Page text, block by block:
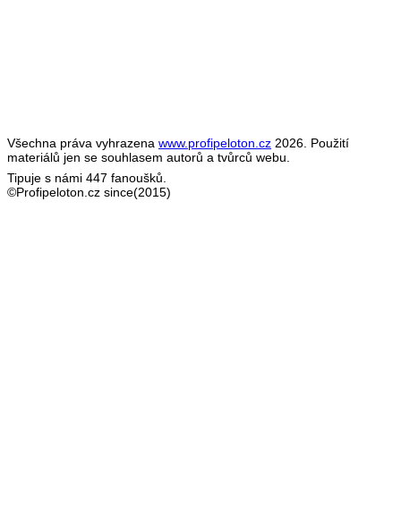
Všechna práva vyhrazena www.profipeloton.cz 2026. Použití
materiálů jen se souhlasem autorů a tvůrců webu.
Tipuje s námi 447 fanoušků.
©Profipeloton.cz since(2015)